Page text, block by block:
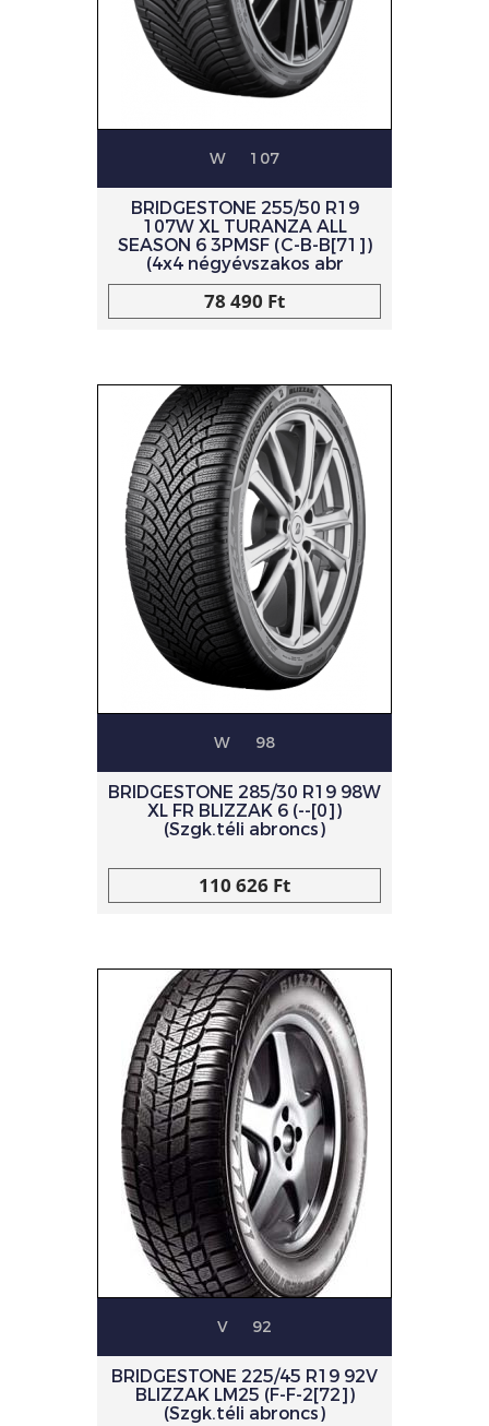
W 107
BRIDGESTONE 255/50 R19
107W XL TURANZA ALL
SEASON 6 3PMSF (C-B-B[71])
(4x4 négyévszakos abr
78 490 Ft
W 98
BRIDGESTONE 285/30 R19 98W
XL FR BLIZZAK 6 (--[0])
(Szgk.téli abroncs)
110 626 Ft
V 92
BRIDGESTONE 225/45 R19 92V
BLIZZAK LM25 (F-F-2[72])
(Szgk.téli abroncs)